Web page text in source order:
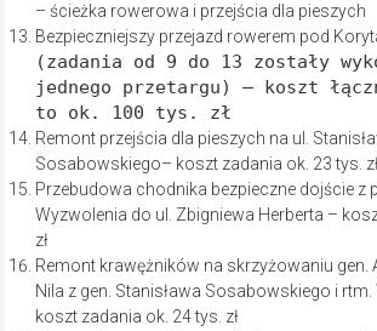
– ścieżka rowerowa i przejścia dla pieszych
Bezpieczniejszy przejazd rowerem pod
(zadania od 9 do 13 zostały
jednego przetargu) – koszt
to ok. 100 tys. zł
Remont przejścia dla pieszych na ul.
Sosabowskiego– koszt zadania ok. 23 tys.
Przebudowa chodnika bezpieczne dojście z
Wyzwolenia do ul. Zbigniewa Herberta –
zł
Remont krawężników na skrzyżowaniu gen.
Nila z gen. Stanisława Sosabowskiego i
koszt zadania ok. 24 tys. zł